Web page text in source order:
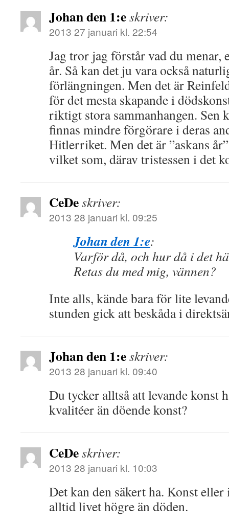
Johan den 1:eskriver:
2013 27 januari kl. 22:54
Jag tror jag förstår vad du menar,
år. Så kan det ju vara också
förlängningen. Men det är
för det mesta skapande i
riktigt stora sammanhangen. Sen
finnas mindre förgörare i deras
Hitlerriket. Men det är ”askans
vilket som, därav tristessen i det
CeDeskriver:
2013 28 januari kl. 09:25
Johan den 1:e:
Varför då, och hur då i det
Retas du med mig, vännen?
Inte alls, kände bara för lite
stunden gick att beskåda i
Johan den 1:eskriver:
2013 28 januari kl. 09:40
Du tycker alltså att levande konst
kvalitéer än döende konst?
CeDeskriver:
2013 28 januari kl. 10:03
Det kan den säkert ha. Konst eller
alltid livet högre än döden.